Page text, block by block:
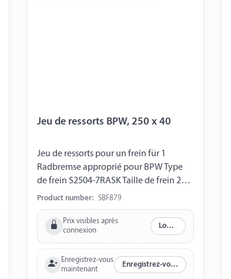
Jeu de ressorts BPW, 250 x 40
Jeu de ressorts pour un frein für 1
Radbremse approprié pour BPW Type
de frein S2504-7RASK Taille de frein 250
x 40 2 x ressort de tension 03.352.00.04.0
(4017029) 1 x ressort de traction
03.397.21.14.0 (4017089) 1 x ressort de
traction 03.397.10.02.0 (4017082) 1 x
(4017083) 2 x goupille 03.001.08.14.0
Product number: SBF879
Prix visibles après
connexion
Log in
Enregistrez-vous
maintenant
Enregistrez-vous maintenant